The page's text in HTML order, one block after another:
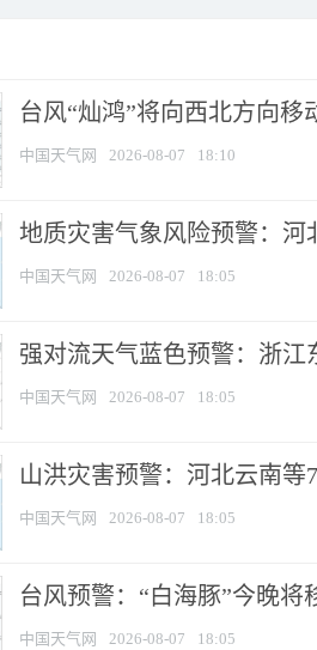
台风“灿鸿”将向西北方向移
中国天气网 2026-08-07 18:10
地质灾害气象风险预警：河
中国天气网 2026-08-07 18:05
强对流天气蓝色预警：浙江
中国天气网 2026-08-07 18:05
山洪灾害预警：河北云南
中国天气网 2026-08-07 18:05
台风预警：“白海豚”今晚将
中国天气网 2026-08-07 18:05